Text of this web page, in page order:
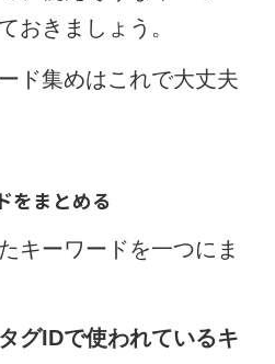
おきましょう。
ド集めはこれで大丈夫
をまとめる
キーワードを一つにま
グIDで使われているキ